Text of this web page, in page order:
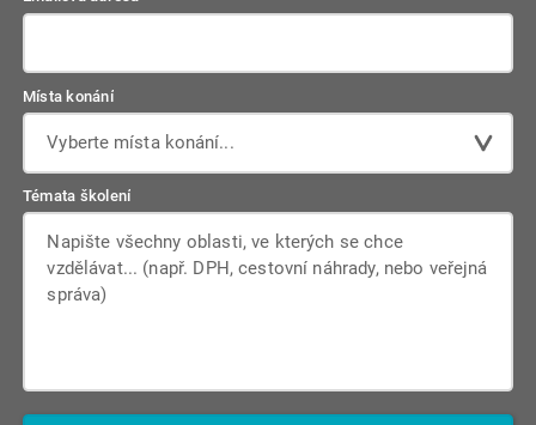
Místa konání
Vyberte místa konání...
Témata školení